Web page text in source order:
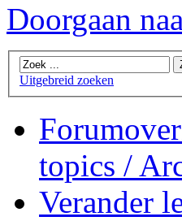
Doorgaan
Uitgebreid zoeken
topics /
Verander